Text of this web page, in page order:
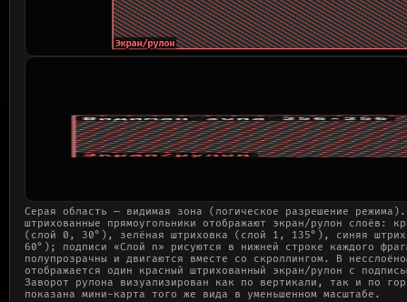
Серая область — видимая зона (логическое разрешение
штрихованные прямоугольники отображают экран/рулон слоёв:
(слой 0, 30°), зелёная штриховка (слой 1, 135°), синяя
60°); подписи «Слой n» рисуются в нижней строке каждого
полупрозрачны и двигаются вместе со скроллингом. В
отображается один красный штрихованный экран/рулон с
Заворот рулона визуализирован как по вертикали, так и по
показана мини-карта того же вида в уменьшенном масштабе.